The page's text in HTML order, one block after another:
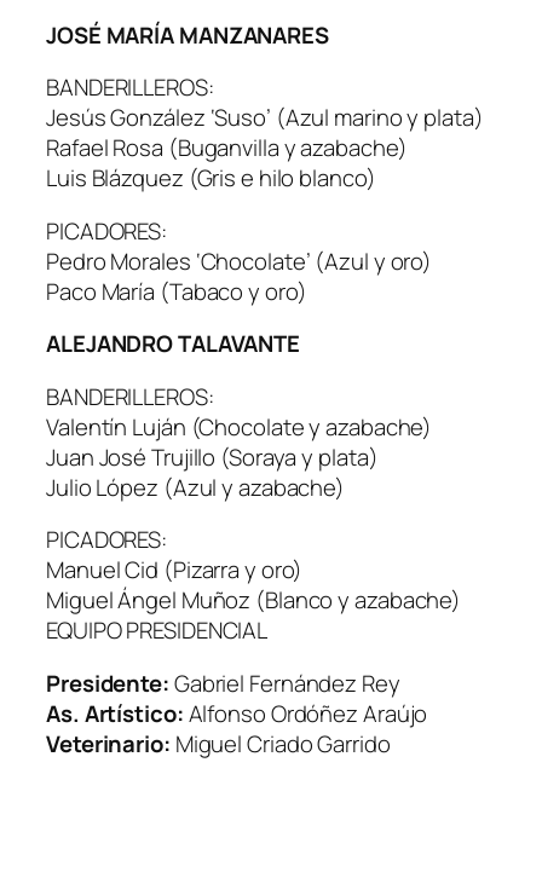
JOSÉ MARÍA MANZANARES
BANDERILLEROS:
Jesús González ‘Suso’ (Azul marino y plata)
Rafael Rosa (Buganvilla y azabache)
Luis Blázquez (Gris e hilo blanco)
PICADORES:
Pedro Morales ‘Chocolate’ (Azul y oro)
Paco María (Tabaco y oro)
ALEJANDRO TALAVANTE
BANDERILLEROS:
Valentín Luján (Chocolate y azabache)
Juan José Trujillo (Soraya y plata)
Julio López (Azul y azabache)
PICADORES:
Manuel Cid (Pizarra y oro)
Miguel Ángel Muñoz (Blanco y azabache)
EQUIPO PRESIDENCIAL
Presidente:Gabriel Fernández Rey
As. Artístico:Alfonso Ordóñez Araújo
Veterinario: Miguel Criado Garrido